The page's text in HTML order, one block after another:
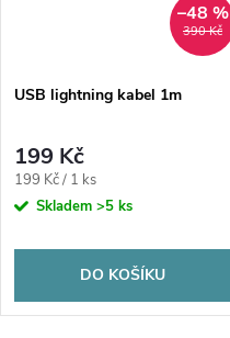
390 Kč
–48 %
USB lightning kabel 1m
199 Kč
Měrná
cena:
199 Kč / 1 ks
Skladem >5 ks
DO KOŠÍKU